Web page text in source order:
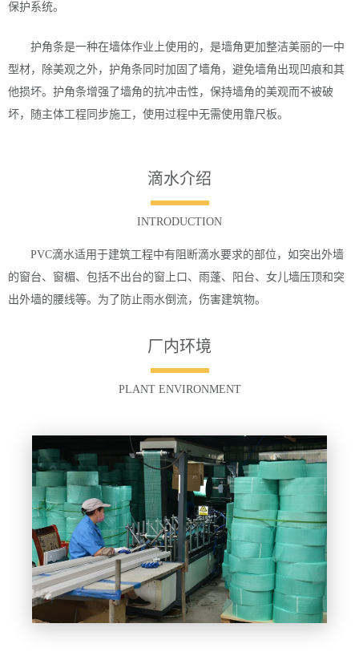
保护系统。
护角条是一种在墙体作业上使用的，是墙角更加整洁美丽的一中
型材，除美观之外，护角条同时加固了墙角，避免墙角出现凹痕和其
他损坏。护角条增强了墙角的抗冲击性，保持墙角的美观而不被破
坏，随主体工程同步施工，使用过程中无需使用靠尺板。
滴水介绍
INTRODUCTION
PVC滴水适用于建筑工程中有阻断滴水要求的部位，如突出外墙
的窗台、窗楣、包括不出台的窗上口、雨蓬、阳台、女儿墙压顶和突
出外墙的腰线等。为了防止雨水倒流，伤害建筑物。
厂内环境
PLANT ENVIRONMENT